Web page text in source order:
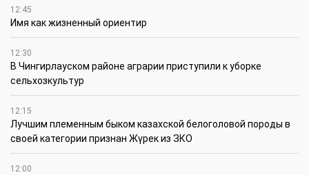
12:45
Имя как жизненный ориентир
12:30
В Чингирлауском районе аграрии приступили к уборке
сельхозкультур
12:15
Лучшим племенным быком казахской белоголовой породы в
своей категории признан Жүрек из ЗКО
12:00